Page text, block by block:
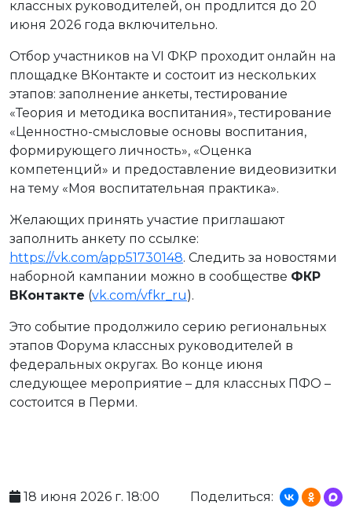
классных руководителей, он продлится до 20
июня 2026 года включительно.
Отбор участников на VI ФКР проходит онлайн на
площадке ВКонтакте и состоит из нескольких
этапов: заполнение анкеты, тестирование
«Теория и методика воспитания», тестирование
«Ценностно-смысловые основы воспитания,
формирующего личность», «Оценка
компетенций» и предоставление видеовизитки
на тему «Моя воспитательная практика».
Желающих принять участие приглашают
заполнить анкету по ссылке:
https://vk.com/app51730148. Следить за новостями
наборной кампании можно в сообществе ФКР
ВКонтакте (vk.com/vfkr_ru).
Это событие продолжило серию региональных
этапов Форума классных руководителей в
федеральных округах. Во конце июня
следующее мероприятие – для классных ПФО –
состоится в Перми.
18 июня 2026 г. 18:00 Поделиться: